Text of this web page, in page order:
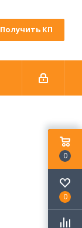
Получить КП
0
0